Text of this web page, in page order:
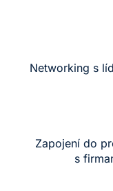
Networking s
Zapojení do
s